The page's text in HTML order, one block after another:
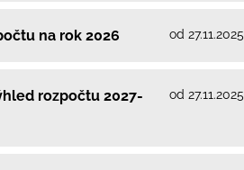
na rok 2026 od 27.11.2025
rozpočtu 2027-
od 27.11.2025